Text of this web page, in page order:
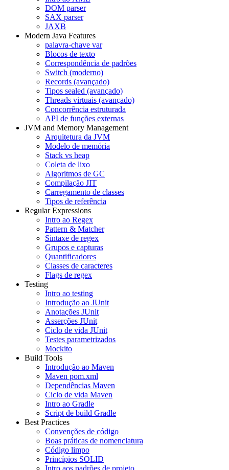
DOM parser
SAX parser
JAXB
Modern Java Features
palavra-chave var
Blocos de texto
Correspondência de padrões
Switch (moderno)
Records (avançado)
Tipos sealed (avançado)
Threads virtuais (avançado)
Concorrência estruturada
API de funções externas
JVM and Memory Management
Arquitetura da JVM
Modelo de memória
Stack vs heap
Coleta de lixo
Algoritmos de GC
Compilação JIT
Carregamento de classes
Tipos de referência
Regular Expressions
Intro ao Regex
Pattern & Matcher
Sintaxe de regex
Grupos e capturas
Quantificadores
Classes de caracteres
Flags de regex
Testing
Intro ao testing
Introdução ao JUnit
Anotações JUnit
Asserções JUnit
Ciclo de vida JUnit
Testes parametrizados
Mockito
Build Tools
Introdução ao Maven
Maven pom.xml
Dependências Maven
Ciclo de vida Maven
Intro ao Gradle
Script de build Gradle
Best Practices
Convenções de código
Boas práticas de nomenclatura
Código limpo
Princípios SOLID
Intro aos padrões de projeto